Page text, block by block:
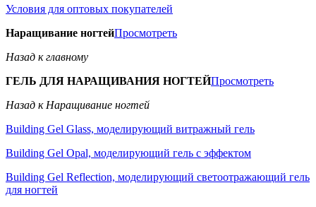
Условия для оптовых покупателей
Наращивание ногтейПросмотреть
Назад к главному
ГЕЛЬ ДЛЯ НАРАЩИВАНИЯ НОГТЕЙПросмотреть
Назад к Наращивание ногтей
Building Gel Glass, моделирующий витражный гель
Building Gel Opal, моделирующий гель с эффектом
Building Gel Reflection, моделирующий светоотражающий гель
для ногтей